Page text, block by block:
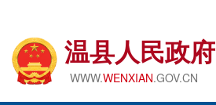
温县人民政府
WWW.WENXIAN.GOV.CN